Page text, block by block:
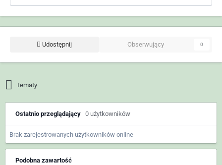
Udostępnij Obserwujący 0
Tematy
Ostatnio przeglądający 0 użytkowników
Brak zarejestrowanych użytkowników online
Podobna zawartość